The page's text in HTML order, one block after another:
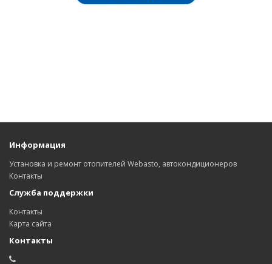
Информация
Установка и ремонт отопителей Webasto, автокондиционеров
Контакты
Служба поддержки
Контакты
Карта сайта
Контакты